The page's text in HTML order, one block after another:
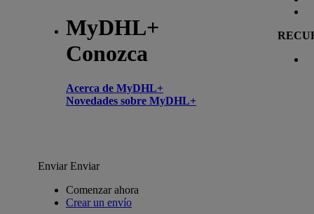
MyDHL+
Conozca
Acerca de MyDHL+
Novedades sobre MyDHL+
EnviarEnviar
Comenzar ahora
Crear un envío